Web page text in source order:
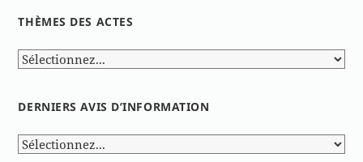
THÈMES DES ACTES
DERNIERS AVIS D’INFORMATION